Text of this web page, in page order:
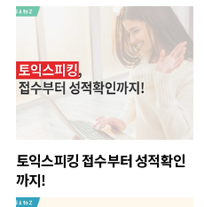
토익스피킹 접수부터 성적확인
까지!